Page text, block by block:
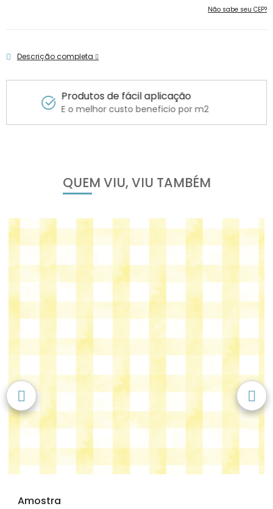
Não sabe seu CEP?
Descrição completa
Produtos de fácil aplicação
E o melhor custo beneficio por m2
QUEM VIU, VIU TAMBÉM
Amostra